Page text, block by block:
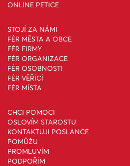
ONLINE PETICE
STOJÍ ZA NÁMI
FÉR MĚSTA A OBCE
FÉR FIRMY
FÉR ORGANIZACE
FÉR OSOBNOSTI
FÉR VĚŘÍCÍ
FÉR MÍSTA
CHCI POMOCI
OSLOVÍM STAROSTU
KONTAKTUJI POSLANCE
POMŮŽU
PROMLUVÍM
PODPOŘÍM